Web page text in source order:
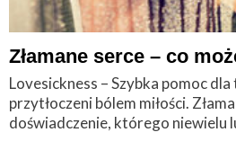
Złamane serce – co
Lovesickness – Szybka pomoc
przytłoczeni bólem miłości.
doświadczenie, którego niewielu